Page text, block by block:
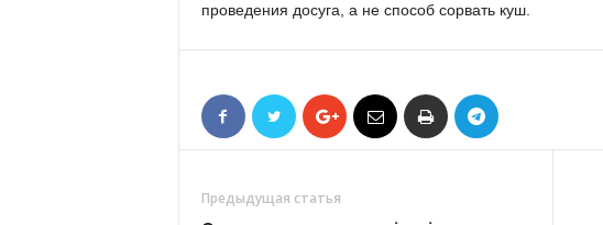
проведения досуга, а не способ сорвать куш.
Предыдущая статья